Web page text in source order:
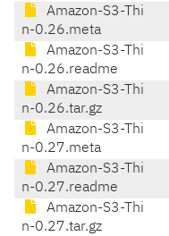
Amazon-S3-Thi
n-0.26.meta
Amazon-S3-Thi
n-0.26.readme
Amazon-S3-Thi
n-0.26.tar.gz
Amazon-S3-Thi
n-0.27.meta
Amazon-S3-Thi
n-0.27.readme
Amazon-S3-Thi
n-0.27.tar.gz